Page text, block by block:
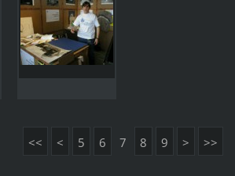
<< < 5 6 7 8 9 > >>